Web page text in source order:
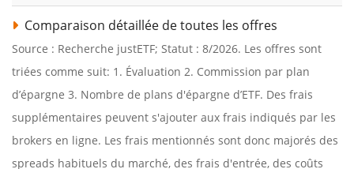
Comparaison détaillée de toutes les offres
Source : Recherche justETF; Statut : 8/2026. Les offres sont
triées comme suit: 1. Évaluation 2. Commission par plan
d’épargne 3. Nombre de plans d'épargne d’ETF. Des frais
supplémentaires peuvent s'ajouter aux frais indiqués par les
brokers en ligne. Les frais mentionnés sont donc majorés des
spreads habituels du marché, des frais d'entrée, des coûts